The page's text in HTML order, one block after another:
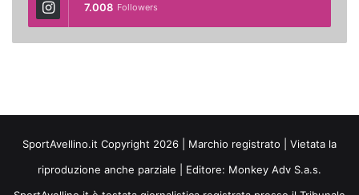
7.008 Followers
SportAvellino.it Copyright 2026 | Marchio registrato | Vietata la
riproduzione anche parziale | Editore: Monkey Adv S.a.s.